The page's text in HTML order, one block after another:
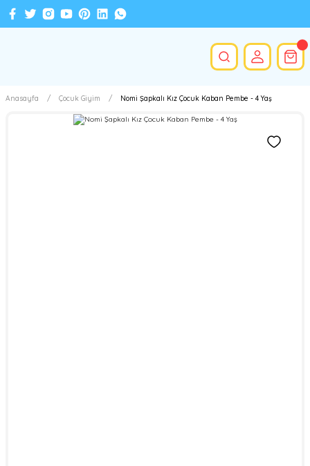
Anasayfa Çocuk Giyim Nomi Şapkalı Kız Çocuk Kaban Pembe - 4 Yaş